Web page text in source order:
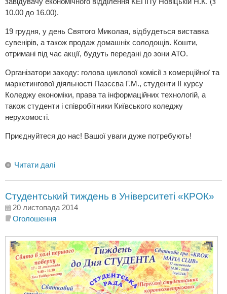
10.00 до 16.00).
19 грудня, у день Святого Миколая, відбудеться виставка
сувенірів, а також продаж домашніх солодощів. Кошти,
отримані під час акції, будуть передані до зони АТО.
Організатори заходу: голова циклової комісії з комерційної та
маркетингової діяльності Пазєєва Г.М., студенти ІІ курсу
Коледжу економіки, права та інформаційних технологій, а
також студенти і співробітники Київського коледжу
нерухомості.
Приєднуйтеся до нас! Вашої уваги дуже потребують!
Читати далі
Студентський тиждень в Університеті «КРОК»
20 листопада 2014
Оголошення